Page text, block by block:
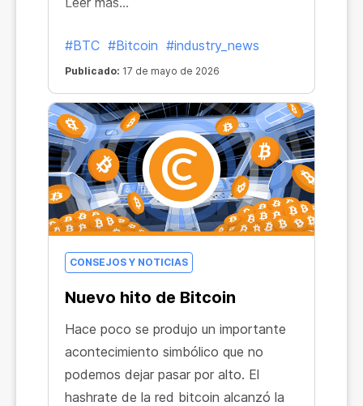
#BTC #Bitcoin #industry_news
Publicado: 17 de mayo de 2026
CONSEJOS Y NOTICIAS
Nuevo hito de Bitcoin
Hace poco se produjo un importante
acontecimiento simbólico que no
podemos dejar pasar por alto. El
hashrate de la red bitcoin alcanzó la